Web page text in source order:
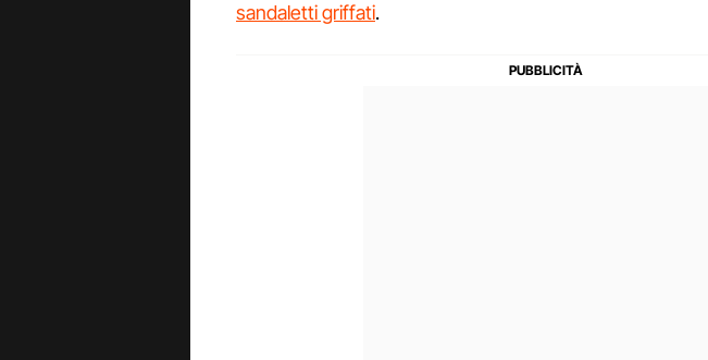
sandaletti griffati.